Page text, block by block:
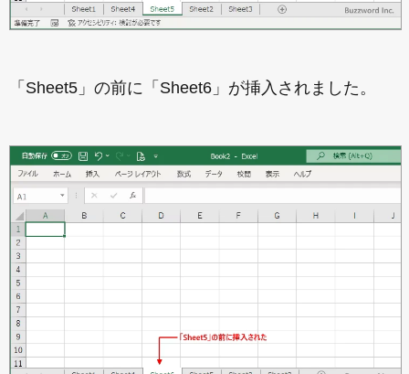
「Sheet5」の前に「Sheet6」が挿入されました。